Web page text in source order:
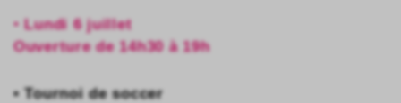
•Lundi 6 juillet
Ouverture de 14h30 à 19h
• Tournoi de soccer